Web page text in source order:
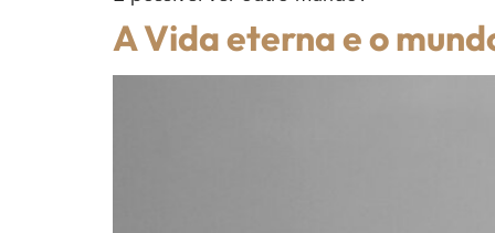
A Vida eterna e o